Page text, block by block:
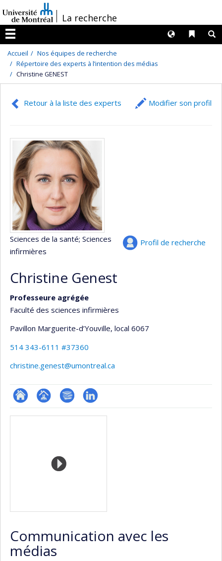
au
contenu
/La recherche
Menu
Liens
Langues
Accueil
Nos équipes de recherche
Répertoire des experts à l’intention des médias
Christine GENEST
Retour à la liste des experts Modifier son profil
Profil de recherche
Sciences de la santé; Sciences
infirmières
Christine Genest
Professeure agrégée
Faculté des sciences infirmières
Pavillon Marguerite-d’Youville, local 6067
514 343-6111 #37360
christine.genest@umontreal.ca
ResearchGate
Page Bibliographie
LinkedIn
Médias
Communication avec les
médias